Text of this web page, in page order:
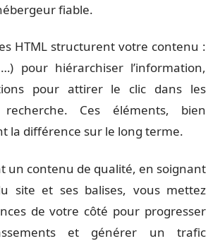
fiable.
HTML structurent votre contenu :
pour hiérarchiser l’information,
pour attirer le clic dans les
Ces éléments, bien
la différence sur le long terme.
un contenu de qualité, en soignant
site et ses balises, vous mettez
de votre côté pour progresser
et générer un trafic